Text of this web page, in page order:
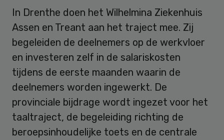
In Drenthe doen het Wilhelmina Ziekenhuis
Assen en Treant aan het traject mee. Zij
begeleiden de deelnemers op de werkvloer
en investeren zelf in de salariskosten
tijdens de eerste maanden waarin de
deelnemers worden ingewerkt. De
provinciale bijdrage wordt ingezet voor het
taaltraject, de begeleiding richting de
beroepsinhoudelijke toets en de centrale